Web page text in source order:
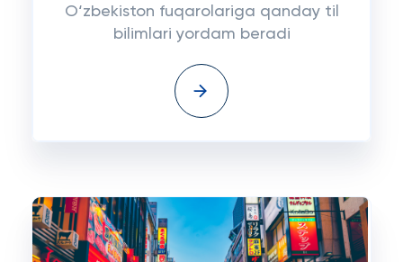
O‘zbekiston fuqarolariga qanday til
bilimlari yordam beradi